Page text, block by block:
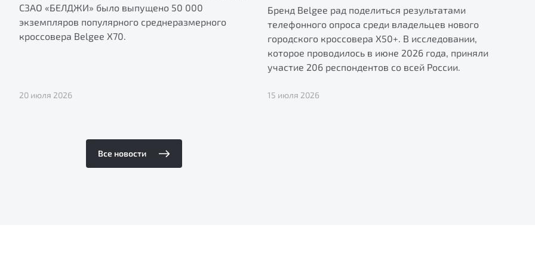
СЗАО «БЕЛДЖИ» было выпущено 50 000
экземпляров популярного среднеразмерного
кроссовера Belgee X70.
20 июля 2026
Бренд Belgee рад поделиться результатами
телефонного опроса среди владельцев нового
городского кроссовера X50+. В исследовании,
которое проводилось в июне 2026 года, приняли
участие 206 респондентов со всей России.
15 июля 2026
Все новости